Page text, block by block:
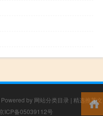
Powered by 网站分类目录 | 精选推荐文
ICP备05039112号